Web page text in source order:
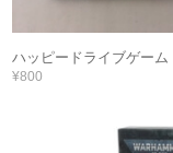
ハッピードライブゲーム
¥800